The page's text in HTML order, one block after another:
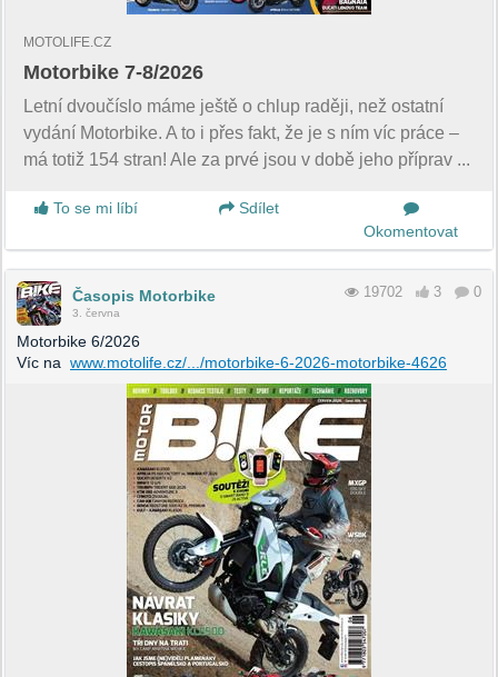
MOTOLIFE.CZ
Motorbike 7-8/2026
Letní dvoučíslo máme ještě o chlup raději, než ostatní
vydání Motorbike. A to i přes fakt, že je s ním víc práce –
má totiž 154 stran! Ale za prvé jsou v době jeho příprav ...
To se mi líbí
Sdílet
Okomentovat
Časopis Motorbike
3. června
19702 3 0
Motorbike 6/2026
Víc na www.motolife.cz/.../motorbike-6-2026-motorbike-4626